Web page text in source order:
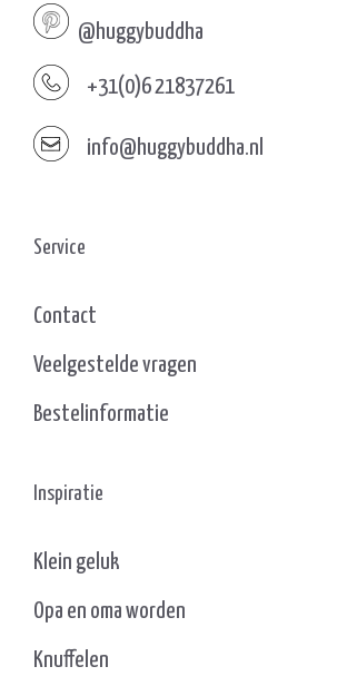
@huggybuddha
+31(0)6 21837261
info@huggybuddha.nl
Service
Contact
Veelgestelde vragen
Bestelinformatie
Inspiratie
Klein geluk
Opa en oma worden
Knuffelen